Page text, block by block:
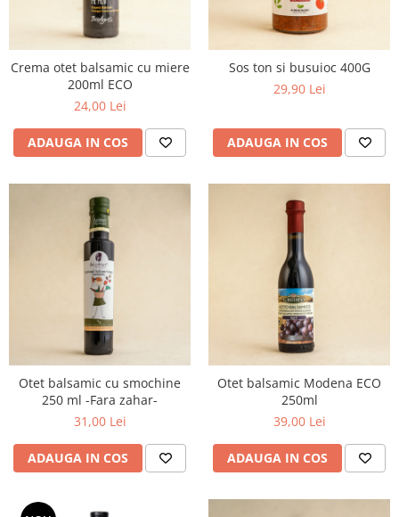
Crema otet balsamic cu miere
200ml ECO
24,00 Lei
ADAUGA IN COS
Sos ton si busuioc 400G
29,90 Lei
ADAUGA IN COS
Otet balsamic cu smochine
250 ml -Fara zahar-
31,00 Lei
ADAUGA IN COS
Otet balsamic Modena ECO
250ml
39,00 Lei
ADAUGA IN COS